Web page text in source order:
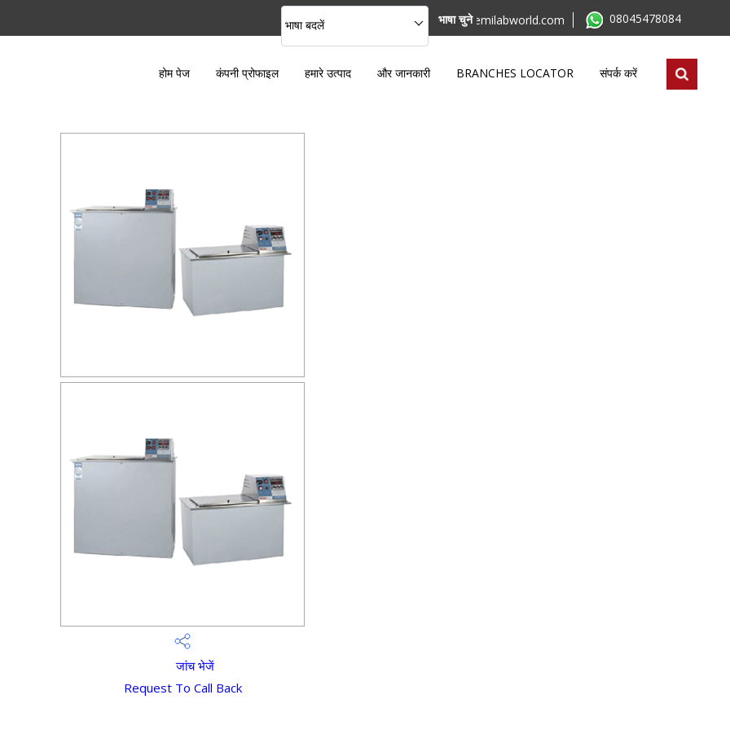
08045478084
mktg@remilabworld.com
भाषा बदलें भाषा चुने
होम पेज कंपनी प्रोफाइल हमारे उत्पाद और जानकारी BRANCHES LOCATOR संपर्क करें
जांच भेजें
Request To Call Back